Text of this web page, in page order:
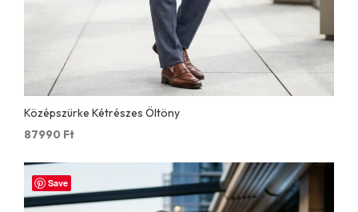
Középszürke Kétrészes Öltöny
87990 Ft
Save